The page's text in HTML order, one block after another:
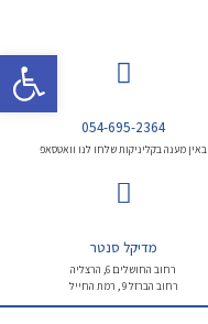
054-695-2364
באין מענה בקליניקות שלחו לנו וואטסאפ
מדיקל סנטר
רחוב החושלים 6, הרצליה
רחוב הברזל 9 , רמת החייל